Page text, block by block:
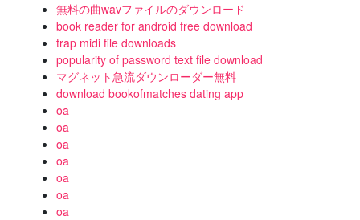
無料の曲wavファイルのダウンロード
book reader for android free download
trap midi file downloads
popularity of password text file download
マグネット急流ダウンローダー無料
download bookofmatches dating app
oa
oa
oa
oa
oa
oa
oa